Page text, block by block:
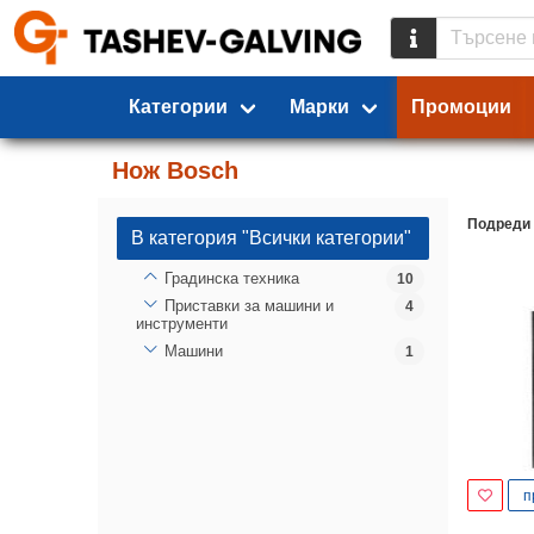
Категории Марки Промоции
Нож Bosch
В категория "Всички категории"
Градинска техника 10
Приставки за машини и
инструменти
4
Машини 1
Подреди